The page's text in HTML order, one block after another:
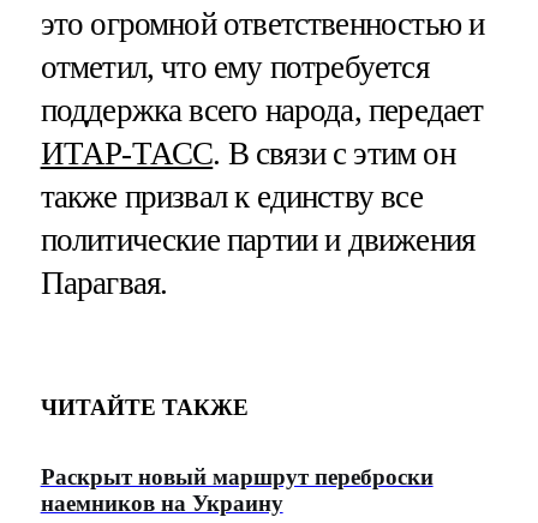
это огромной ответственностью и
отметил, что ему потребуется
поддержка всего народа, передает
ИТАР-ТАСС. В связи с этим он
также призвал к единству все
политические партии и движения
Парагвая.
ЧИТАЙТЕ ТАКЖЕ
Раскрыт новый маршрут переброски
наемников на Украину